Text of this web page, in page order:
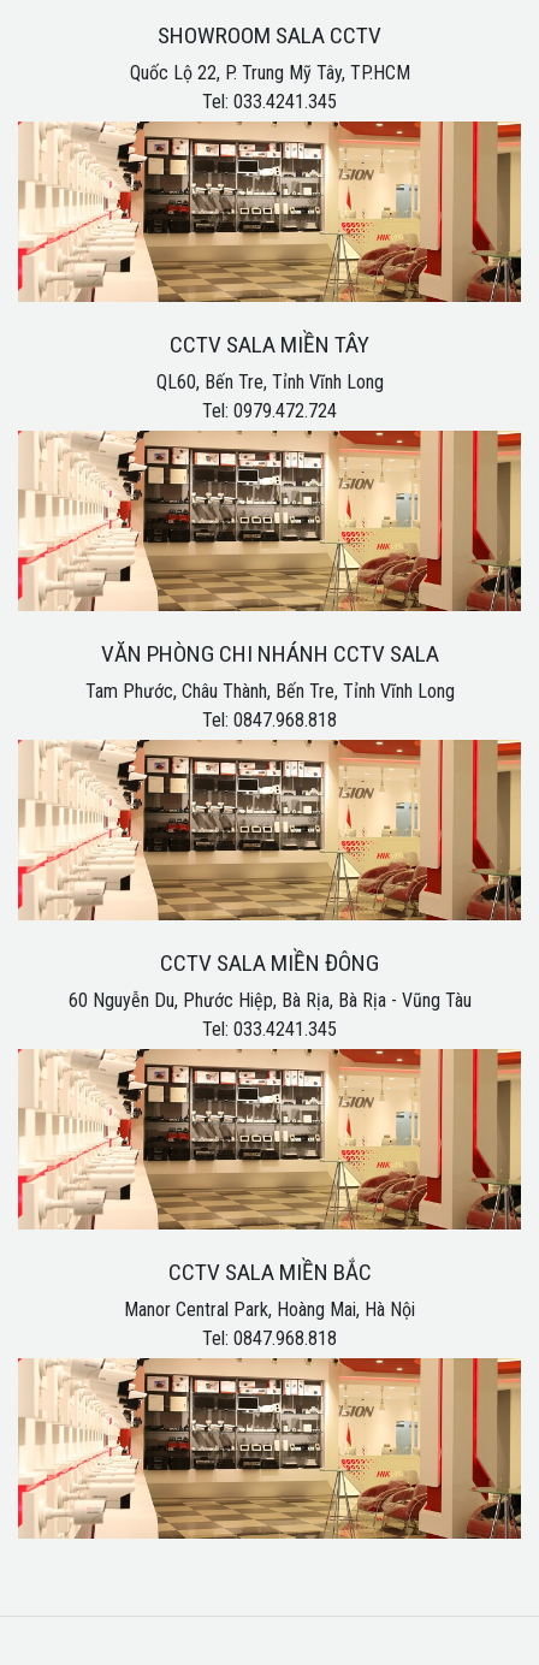
SHOWROOM SALA CCTV
Quốc Lộ 22, P. Trung Mỹ Tây, TP.HCM
Tel: 033.4241.345
CCTV SALA MIỀN TÂY
QL60, Bến Tre, Tỉnh Vĩnh Long
Tel: 0979.472.724
VĂN PHÒNG CHI NHÁNH CCTV SALA
Tam Phước, Châu Thành, Bến Tre, Tỉnh Vĩnh Long
Tel: 0847.968.818
CCTV SALA MIỀN ĐÔNG
60 Nguyễn Du, Phước Hiệp, Bà Rịa, Bà Rịa - Vũng Tàu
Tel: 033.4241.345
CCTV SALA MIỀN BẮC
Manor Central Park, Hoàng Mai, Hà Nội
Tel: 0847.968.818